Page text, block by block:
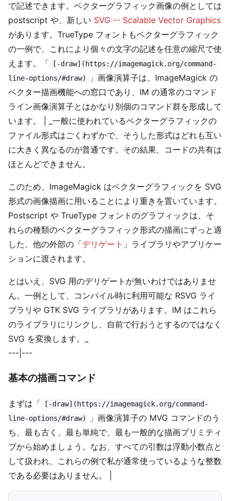
で記述できます。ベクターグラフィック画像の例としては
postscript や、新しい SVG -- Scalable Vector Graphics
があります。TrueType フォントもベクターグラフィック
の一例で、これにより個々の文字の記述を任意の縮尺で使
えます。「
[-draw](https://imagemagick.org/command-
line-options/#draw)
」画像演算子は、ImageMagick の
ベクター描画機能への窓口であり、IM の通常のコマンド
ライン画像演算子とはかなり別個のコマンド群を形成して
います。 | _一般に使われているベクターグラフィックの
ファイル形式はごくわずかで、そうした形式はどれも互い
に大きく異なるのが普通です。その結果、コードの共有は
ほとんどできません。
このため、ImageMagick はベクターグラフィックを SVG
形式の画像描画に用いることにより重きを置いています。
Postscript や TrueType フォントのグラフィックは、そ
れらの種類のベクターグラフィック形式の描画にずっと適
した、他の外部の「デリゲート 」ライブラリやアプリケー
ションに渡されます。
とはいえ、SVG 用のデリゲートが無いわけではありませ
ん。一例として、コンパイル時に利用可能な RSVG ライ
ブラリや GTK SVG ライブラリがあります。IM はこれら
のライブラリにリンクし、自前で行おうとするのではなく
SVG を変換します。_
---|---
基本の描画コマンド
まずは「
[-draw](https://imagemagick.org/command-
line-options/#draw)
」画像演算子の MVG コマンドのう
ち、最も古く、最も単純で、最も一般的な描画プリミティ
ブから始めましょう。なお、すべての引数は浮動小数点と
して扱われ、これらの例で私が通常使っているような整数
である必要はありません。